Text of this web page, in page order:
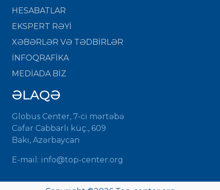
HESABATLAR
EKSPERT RƏYİ
XƏBƏRLƏR VƏ TƏDBİRLƏR
İNFOQRAFİKA
MEDİADA BİZ
ƏLAQƏ
Globus Center, 7-ci mərtəbə
Cəfər Cabbarlı küç., 609
Bakı, Azərbaycan
E-mail: info@top-center.org